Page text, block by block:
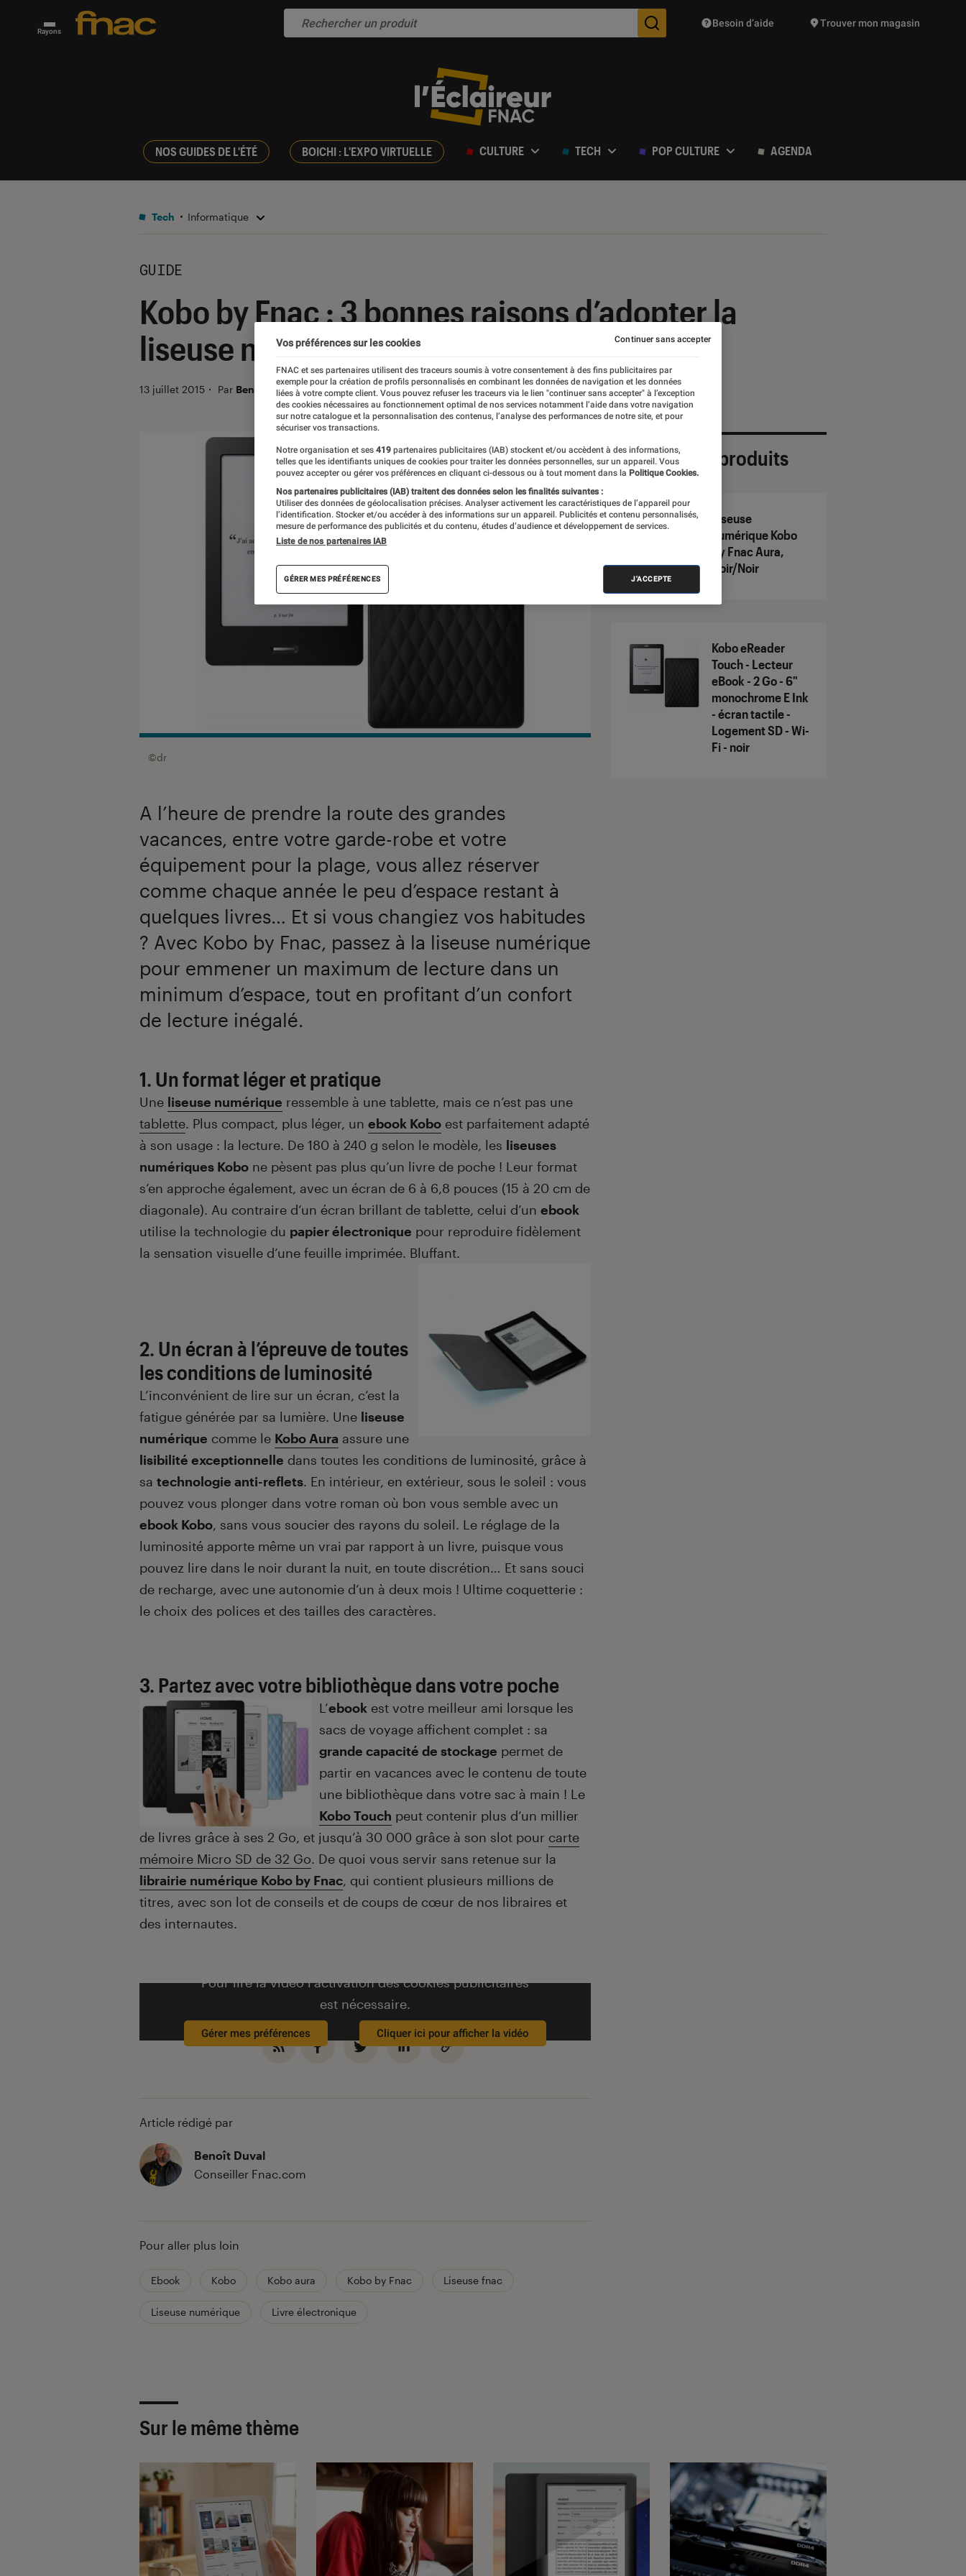
Rayons Des suggestions de produits vont vous être proposées
Besoin d’aide Trouver mon magasin
NOS GUIDES DE L'ÉTÉ BOICHI : L'EXPO VIRTUELLE CULTURE TECH POP CULTURE AGENDA
Tech Informatique
GUIDE
Kobo by Fnac : 3 bonnes raisons d’adopter la
liseuse numérique
13 juillet 2015 ・ Par Benoît Duval
©dr
A l’heure de prendre la route des grandes
vacances, entre votre garde-robe et votre
équipement pour la plage, vous allez réserver
comme chaque année le peu d’espace restant à
quelques livres… Et si vous changiez vos habitudes
? Avec Kobo by Fnac, passez à la liseuse numérique
pour emmener un maximum de lecture dans un
minimum d’espace, tout en profitant d’un confort
de lecture inégalé.
1. Un format léger et pratique
Une liseuse numérique ressemble à une tablette, mais ce n’est pas une
tablette. Plus compact, plus léger, un ebook Kobo est parfaitement adapté
à son usage : la lecture. De 180 à 240 g selon le modèle, les liseuses
numériques Kobo ne pèsent pas plus qu’un livre de poche ! Leur format
s’en approche également, avec un écran de 6 à 6,8 pouces (15 à 20 cm de
diagonale). Au contraire d’un écran brillant de tablette, celui d’un ebook
utilise la technologie du papier électronique pour reproduire fidèlement
la sensation visuelle d’une feuille imprimée. Bluffant.
2. Un écran à l’épreuve de toutes
les conditions de luminosité
L’inconvénient de lire sur un écran, c’est la
fatigue générée par sa lumière. Une liseuse
numérique comme le Kobo Aura assure une
lisibilité exceptionnelle dans toutes les conditions de luminosité, grâce à
sa technologie anti-reflets. En intérieur, en extérieur, sous le soleil : vous
pouvez vous plonger dans votre roman où bon vous semble avec un
ebook Kobo, sans vous soucier des rayons du soleil. Le réglage de la
luminosité apporte même un vrai par rapport à un livre, puisque vous
pouvez lire dans le noir durant la nuit, en toute discrétion… Et sans souci
de recharge, avec une autonomie d’un à deux mois ! Ultime coquetterie :
le choix des polices et des tailles des caractères.
3. Partez avec votre bibliothèque dans votre poche
L’ebook est votre meilleur ami lorsque les
sacs de voyage affichent complet : sa
grande capacité de stockage permet de
partir en vacances avec le contenu de toute
une bibliothèque dans votre sac à main ! Le
Kobo Touch peut contenir plus d’un millier
de livres grâce à ses 2 Go, et jusqu’à 30 000 grâce à son slot pour carte
mémoire Micro SD de 32 Go. De quoi vous servir sans retenue sur la
librairie numérique Kobo by Fnac, qui contient plusieurs millions de
titres, avec son lot de conseils et de coups de cœur de nos libraires et
des internautes.
Pour lire la vidéo l’activation des cookies publicitaires
est nécessaire.
Gérer mes préférences Cliquer ici pour afficher la vidéo
Article rédigé par
Benoît Duval
Conseiller Fnac.com
Pour aller plus loin
Ebook Kobo Kobo aura Kobo by Fnac Liseuse fnac
Liseuse numérique Livre électronique
Sélection de produits
Liseuse
numérique Kobo
by Fnac Aura,
Noir/Noir
Kobo eReader
Touch - Lecteur
eBook - 2 Go - 6"
monochrome E Ink
- écran tactile -
Logement SD - Wi-
Fi - noir
Sur le même thème
Vos préférences sur les cookies
FNAC et ses partenaires utilisent des traceurs soumis à votre consentement à des fins publicitaires par
exemple pour la création de profils personnalisés en combinant les données de navigation et les données
liées à votre compte client. Vous pouvez refuser les traceurs via le lien "continuer sans accepter" à l’exception
des cookies nécessaires au fonctionnement optimal de nos services notamment l’aide dans votre navigation
sur notre catalogue et la personnalisation des contenus, l’analyse des performances de notre site, et pour
sécuriser vos transactions.
Notre organisation et ses 419 partenaires publicitaires (IAB) stockent et/ou accèdent à des informations,
telles que les identifiants uniques de cookies pour traiter les données personnelles, sur un appareil. Vous
pouvez accepter ou gérer vos préférences en cliquant ci-dessous ou à tout moment dans la Politique Cookies.
Nos partenaires publicitaires (IAB) traitent des données selon les finalités suivantes :
Utiliser des données de géolocalisation précises. Analyser activement les caractéristiques de l’appareil pour
l’identification. Stocker et/ou accéder à des informations sur un appareil. Publicités et contenu personnalisés,
mesure de performance des publicités et du contenu, études d’audience et développement de services.
Liste de nos partenaires IAB
GÉRER MES PRÉFÉRENCES J'ACCEPTE
Continuer sans accepter